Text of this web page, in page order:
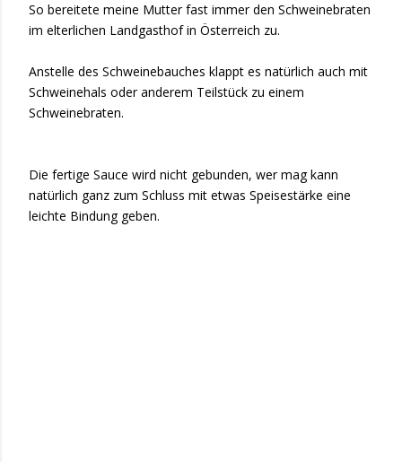
So bereitete meine Mutter fast immer den Schweinebraten
im elterlichen Landgasthof in Österreich zu.
Anstelle des Schweinebauches klappt es natürlich auch mit
Schweinehals oder anderem Teilstück zu einem
Schweinebraten.
Die fertige Sauce wird nicht gebunden, wer mag kann
natürlich ganz zum Schluss mit etwas Speisestärke eine
leichte Bindung geben.